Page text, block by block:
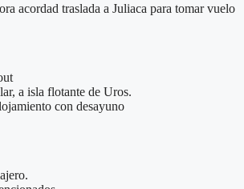
acordad traslada a Juliaca para tomar vuelo
a isla flotante de Uros.
con desayuno